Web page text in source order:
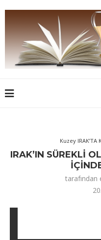
Kuzey IRAK’TA
IRAK’IN SÜREKLİ
tarafından